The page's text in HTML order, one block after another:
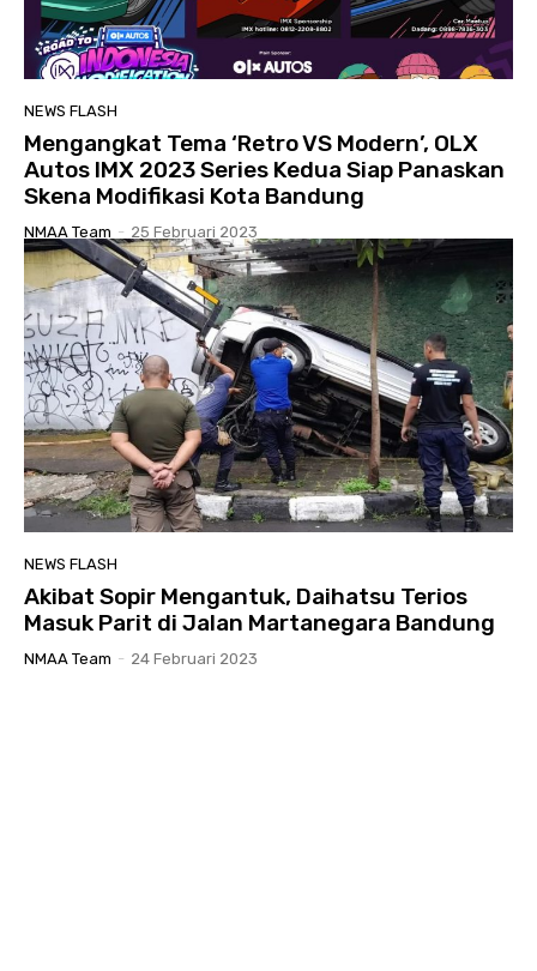
NEWS FLASH
Mengangkat Tema ‘Retro VS Modern’, OLX
Autos IMX 2023 Series Kedua Siap Panaskan
Skena Modifikasi Kota Bandung
NMAA Team - 25 Februari 2023
NEWS FLASH
Akibat Sopir Mengantuk, Daihatsu Terios
Masuk Parit di Jalan Martanegara Bandung
NMAA Team - 24 Februari 2023